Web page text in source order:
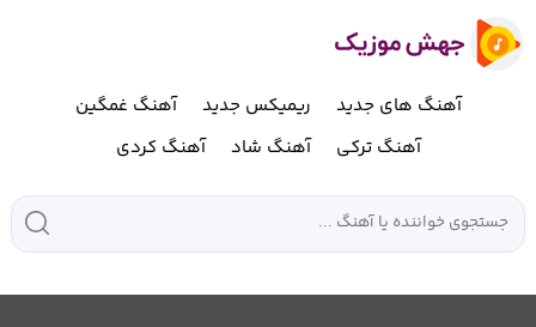
آهنگ های جدید ریمیکس جدید
آهنگ غمگین
آهنگ ترکی
آهنگ شاد آهنگ کردی